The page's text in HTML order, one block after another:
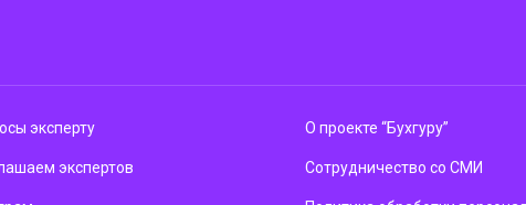
эксперту
экспертов
О проекте “Бухгуру”
Сотрудничество со СМИ